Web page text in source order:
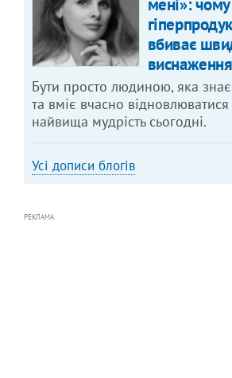
мені»:
вбиває
виснаження
Бути просто людиною, яка
та вміє вчасно
найвища мудрість сьогодні.
Усі дописи блогів
РЕКЛАМА